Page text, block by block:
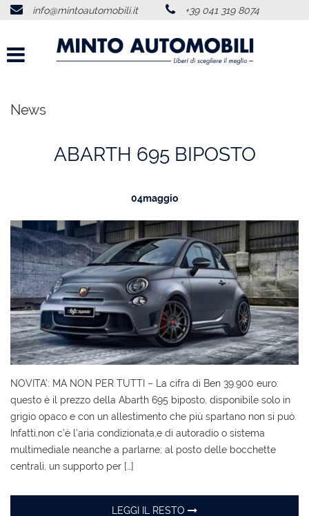
HOME
CHI SIAMO
RECENSIONI
CONTATTI
NEWS
AREA COMMERCIANTI
ENGLISH
info@mintoautomobili.it +39 041 319 8074
News
ABARTH 695 BIPOSTO
04maggio
NOVITA’: MA NON PER TUTTI – La cifra di Ben 39.900 euro:
questo è il prezzo della Abarth 695 biposto, disponibile solo in
grigio opaco e con un allestimento che più spartano non si può.
Infatti,non c’è l’aria condizionata,e di autoradio o sistema
multimediale neanche a parlarne; al posto delle bocchette
centrali, un supporto per […]
LEGGI IL RESTO